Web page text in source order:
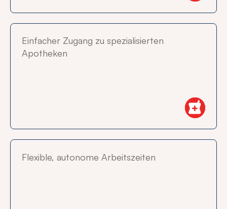
Einfacher Zugang zu spezialisierten
Apotheken
Flexible, autonome Arbeitszeiten